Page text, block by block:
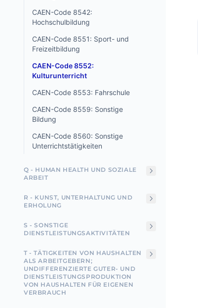
CAEN-Code 8542:
Hochschulbildung
CAEN-Code 8551: Sport- und
Freizeitbildung
CAEN-Code 8552:
Kulturunterricht
CAEN-Code 8553: Fahrschule
CAEN-Code 8559: Sonstige
Bildung
CAEN-Code 8560: Sonstige
Unterrichtstätigkeiten
Q - HUMAN HEALTH UND SOZIALE
ARBEIT
R - KUNST, UNTERHALTUNG UND
ERHOLUNG
S - SONSTIGE
DIENSTLEISTUNGSAKTIVITÄTEN
T - TÄTIGKEITEN VON HAUSHALTEN
ALS ARBEITGEBERN;
UNDIFFERENZIERTE GUTER- UND
DIENSTLEISTUNGSPRODUKTION
VON HAUSHALTEN FÜR EIGENEN
VERBRAUCH